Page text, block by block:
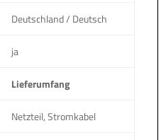
Deutschland / Deutsch
ja
Lieferumfang
Netzteil, Stromkabel